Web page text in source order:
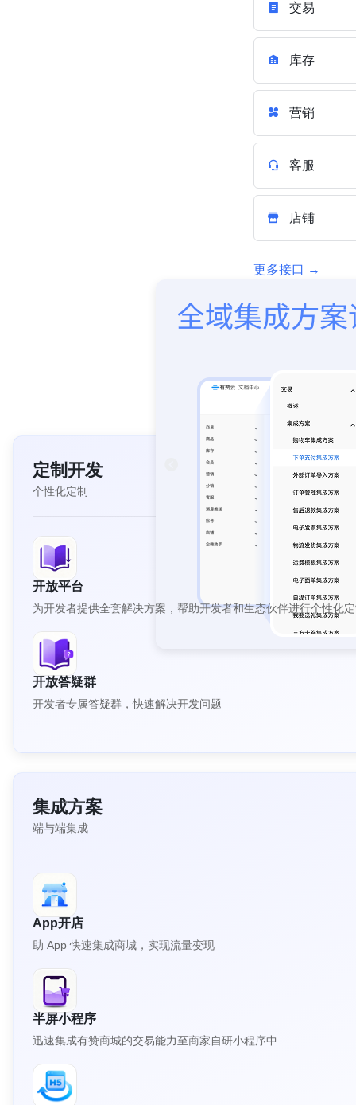
交易
库存
营销
客服
店铺
更多接口 →
每个定制场
定制开发
个性化定制
开放平台
为开发者提供全套解决方案，帮助开发者和生态伙伴进行个性化
开放答疑群
开发者专属答疑群，快速解决开发问题
集成方案
端与端集成
App开店
助 App 快速集成商城，实现流量变现
半屏小程序
迅速集成有赞商城的交易能力至商家自研小程序中